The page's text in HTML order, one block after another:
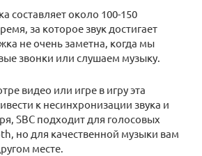
составляет около 100-150
за которое звук достигает
не очень заметна, когда мы
звонки или слушаем музыку.
видео или игре в игру эта
к несинхронизации звука и
SBC подходит для голосовых
но для качественной музыки вам
месте.